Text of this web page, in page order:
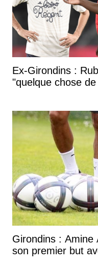
Ex-Girondins :
"quelque chose
Girondins : Amine
son premier but